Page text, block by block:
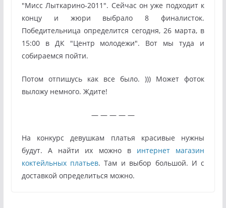
"Мисс Лыткарино-2011". Сейчас он уже подходит к
концу и жюри выбрало 8 финалисток.
Победительница определится сегодня, 26 марта, в
15:00 в ДК "Центр молодежи". Вот мы туда и
собираемся пойти.
Потом отпишусь как все было. ))) Может фоток
выложу немного. Ждите!
— — — — —
На конкурс девушкам платья красивые нужны
будут. А найти их можно в интернет магазин
коктейльных платьев. Там и выбор большой. И с
доставкой определиться можно.